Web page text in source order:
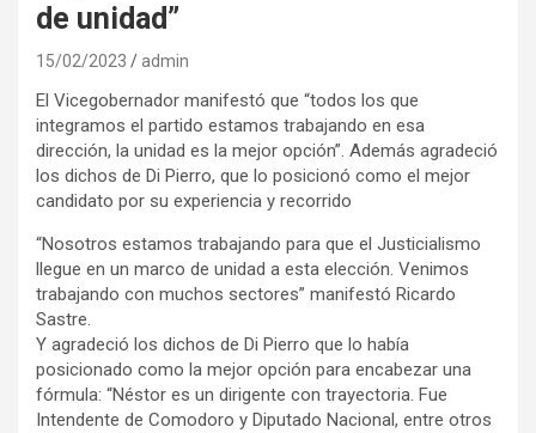
de unidad”
15/02/2023 admin
El Vicegobernador manifestó que “todos los que
integramos el partido estamos trabajando en esa
dirección, la unidad es la mejor opción”. Además agradeció
los dichos de Di Pierro, que lo posicionó como el mejor
candidato por su experiencia y recorrido
“Nosotros estamos trabajando para que el Justicialismo
llegue en un marco de unidad a esta elección. Venimos
trabajando con muchos sectores” manifestó Ricardo
Sastre.
Y agradeció los dichos de Di Pierro que lo había
posicionado como la mejor opción para encabezar una
fórmula: “Néstor es un dirigente con trayectoria. Fue
Intendente de Comodoro y Diputado Nacional, entre otros